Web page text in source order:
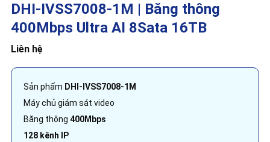
DHI-IVSS7008-1M | Băng thông
400Mbps Ultra AI 8Sata 16TB
Liên hệ
Sản phẩm DHI-IVSS7008-1M
Máy chủ giám sát video
Băng thông 400Mbps
128 kênh IP